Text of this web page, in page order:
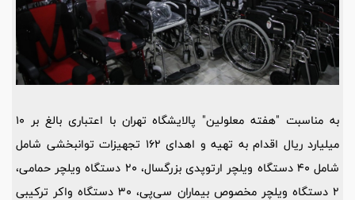
به مناسبت "هفته معلولین" پالایشگاه تهران با اعتباری بالغ بر 10
میلیارد ریال اقدام به تهیه و اهدای 162 تجهیزات توانبخشی شامل
شامل 40 دستگاه ویلچر ارتوپدی بزرگسال، 20 دستگاه ویلچر حمامی،
2 دستگاه ویلچر مخصوص بیماران سی‌پی، 30 دستگاه واکر ترکیبی